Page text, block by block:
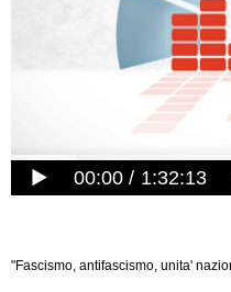
00:00 1:32:13
"Fascismo, antifascismo, unita'